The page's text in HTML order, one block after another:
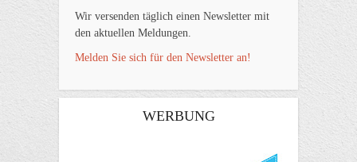
Wir versenden täglich einen Newsletter mit
den aktuellen Meldungen.
Melden Sie sich für den Newsletter an!
WERBUNG